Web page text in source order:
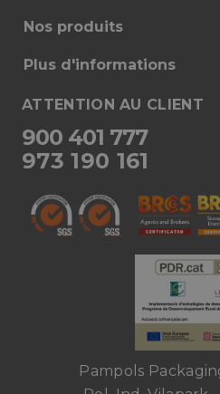
Nos produits
Plus d'informations
ATTENTION AU CLIENT
900 401 777
973 190 161
Pampols